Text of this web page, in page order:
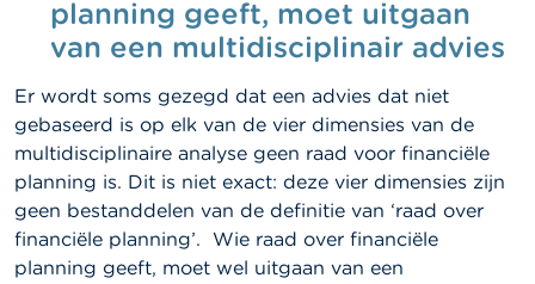
planning geeft, moet uitgaan
van een multidisciplinair advies
Er wordt soms gezegd dat een advies dat niet
gebaseerd is op elk van de vier dimensies van de
multidisciplinaire analyse geen raad voor financiële
planning is. Dit is niet exact: deze vier dimensies zijn
geen bestanddelen van de definitie van ‘raad over
financiële planning’. Wie raad over financiële
planning geeft, moet wel uitgaan van een